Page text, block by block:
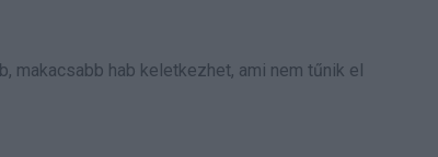
hab keletkezhet, ami nem tűnik el